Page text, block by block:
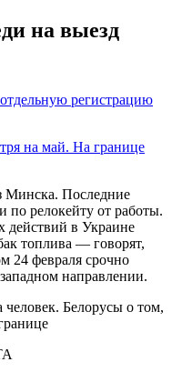
на выезд
регистрацию
на май. На границе
Последние
релокейту от работы.
действий в Украине
топлива — говорят,
24 февраля срочно
направлении.